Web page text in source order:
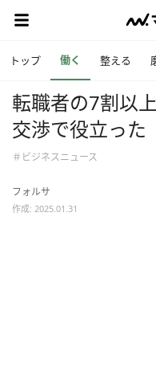
トップ 働く 整える
転職者の7割以
交渉で役立った
＃ビジネスニュース
フォルサ
作成: 2025.01.31